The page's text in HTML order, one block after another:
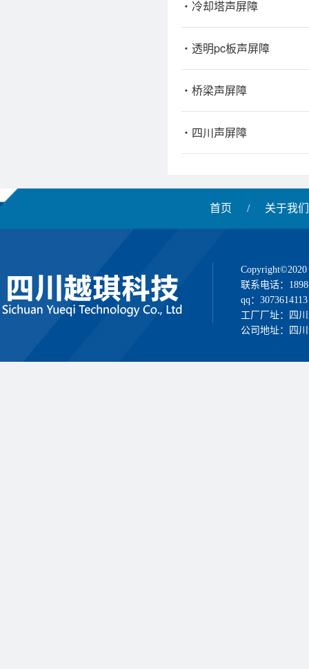
冷却塔声屏障
透明pc板声屏障
桥梁声屏障
四川声屏障
首页 / 关于我们
联系电话：
qq：3073614113
工厂厂址：四
公司地址：四